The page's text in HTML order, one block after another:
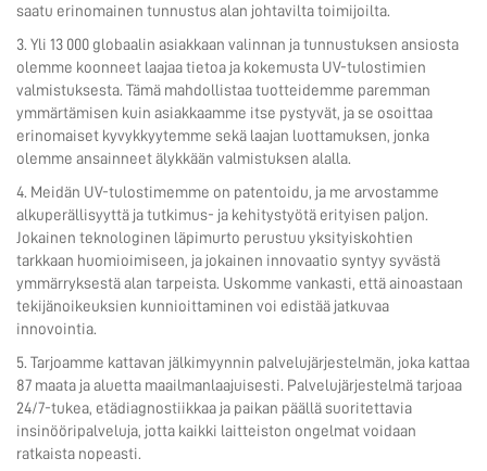
saatu erinomainen tunnustus alan johtavilta toimijoilta.
3. Yli 13 000 globaalin asiakkaan valinnan ja tunnustuksen ansiosta
olemme koonneet laajaa tietoa ja kokemusta UV-tulostimien
valmistuksesta. Tämä mahdollistaa tuotteidemme paremman
ymmärtämisen kuin asiakkaamme itse pystyvät, ja se osoittaa
erinomaiset kyvykkyytemme sekä laajan luottamuksen, jonka
olemme ansainneet älykkään valmistuksen alalla.
4. Meidän UV-tulostimemme on patentoidu, ja me arvostamme
alkuperällisyyttä ja tutkimus- ja kehitystyötä erityisen paljon.
Jokainen teknologinen läpimurto perustuu yksityiskohtien
tarkkaan huomioimiseen, ja jokainen innovaatio syntyy syvästä
ymmärryksestä alan tarpeista. Uskomme vankasti, että ainoastaan
tekijänoikeuksien kunnioittaminen voi edistää jatkuvaa
innovointia.
5. Tarjoamme kattavan jälkimyynnin palvelujärjestelmän, joka kattaa
87 maata ja aluetta maailmanlaajuisesti. Palvelujärjestelmä tarjoaa
24/7-tukea, etädiagnostiikkaa ja paikan päällä suoritettavia
insinööripalveluja, jotta kaikki laitteiston ongelmat voidaan
ratkaista nopeasti.